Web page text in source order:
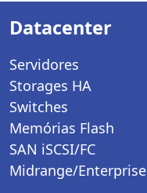
Datacenter
Servidores
Storages HA
Switches
Memórias Flash
SAN iSCSI/FC
Midrange/Enterprise